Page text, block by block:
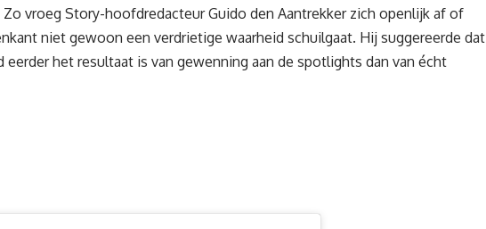
vroeg Story-hoofdredacteur Guido den Aantrekker zich openlijk af of
niet gewoon een verdrietige waarheid schuilgaat. Hij suggereerde dat
het resultaat is van gewenning aan de spotlights dan van écht